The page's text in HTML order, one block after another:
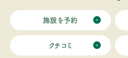
施設を予約
クチコミ